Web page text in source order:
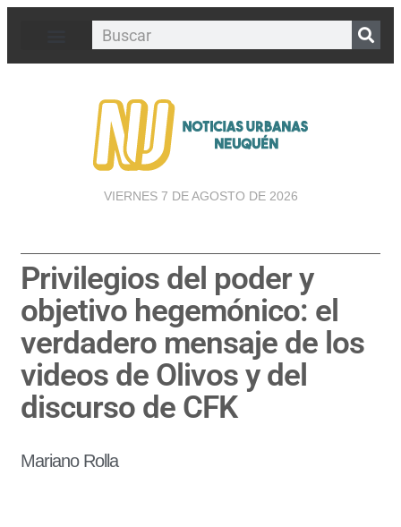
VIERNES 7 DE AGOSTO DE 2026
Privilegios del poder y
objetivo hegemónico: el
verdadero mensaje de los
videos de Olivos y del
discurso de CFK
Mariano Rolla